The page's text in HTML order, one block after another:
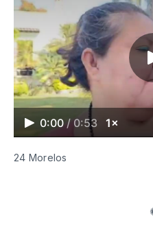
0:00 / 0:53 1×
24 Morelos